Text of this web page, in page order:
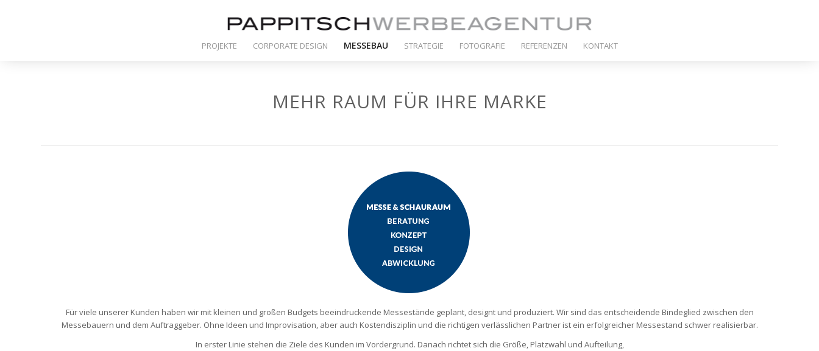
PROJEKTE CORPORATE DESIGN MESSEBAU STRATEGIE FOTOGRAFIE REFERENZEN KONTAKT
MEHR RAUM FÜR IHRE MARKE
Für viele unserer Kunden haben wir mit kleinen und großen Budgets beeindruckende Messestände geplant, designt und produziert. Wir sind das entscheidende Bindeglied zwischen den
Messebauern und dem Auftraggeber. Ohne Ideen und Improvisation, aber auch Kostendisziplin und die richtigen verlässlichen Partner ist ein erfolgreicher Messestand schwer realisierbar.
In erster Linie stehen die Ziele des Kunden im Vordergrund. Danach richtet sich die Größe, Platzwahl und Aufteilung,